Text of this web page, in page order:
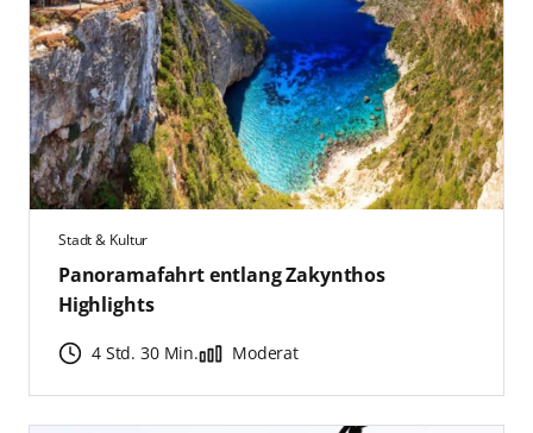
Stadt & Kultur
Panoramafahrt entlang Zakynthos
Highlights
4 Std. 30 Min. Moderat